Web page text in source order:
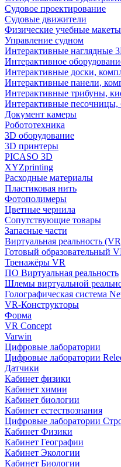
Судовое проектирование
Судовые движители
Физические учебные
Управление судном
Интерактивные наглядные
Интерактивное
Интерактивные доски,
Интерактивные панели,
Интерактивные трибуны,
Интерактивные
Документ камеры
Робототехника
3D оборудование
3D принтеры
PICASO 3D
XYZprinting
Расходные материалы
Пластиковая нить
Фотополимеры
Цветные чернила
Сопутствующие товары
Запасные части
Виртуальная реальность
Готовый образовательный
Тренажёры VR
ПО Виртуальная реальность
Шлемы виртуальной
Голографическая система
VR-Конструкторы
Форма
VR Concept
Varwin
Цифровые лаборатории
Цифровые лаборатории
Датчики
Кабинет физики
Кабинет химии
Кабинет биологии
Кабинет естествознания
Цифровые лаборатории
Кабинет Физики
Кабинет Географии
Кабинет Экологии
Кабинет Биологии